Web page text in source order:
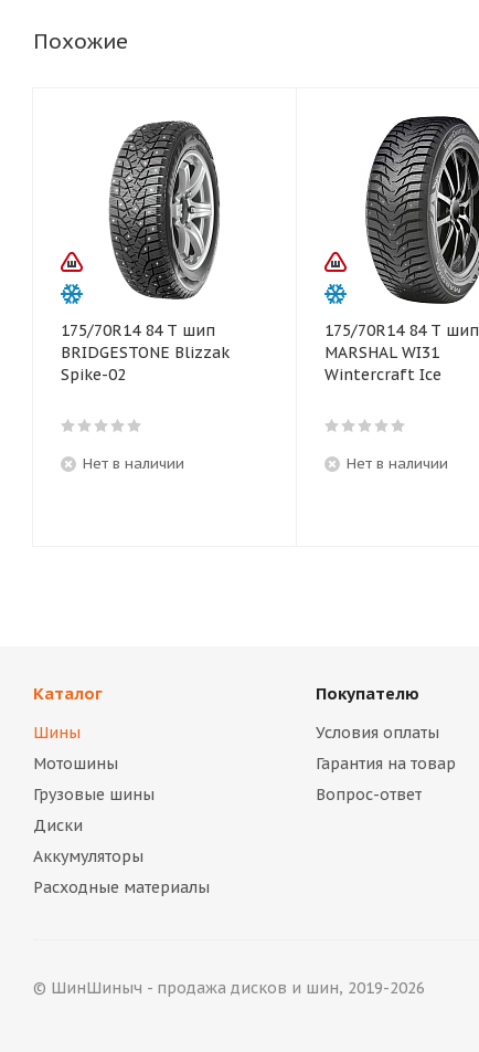
Похожие
175/70R14 84 T шип
BRIDGESTONE Blizzak
Spike-02
Нет в наличии
175/70R14 84 T шип
MARSHAL WI31
Wintercraft Ice
Нет в наличии
Каталог
Шины
Мотошины
Грузовые шины
Диски
Аккумуляторы
Расходные материалы
Покупателю
Условия оплаты
Гарантия на товар
Вопрос-ответ
© ШинШиныч - продажа дисков и шин, 2019-2026